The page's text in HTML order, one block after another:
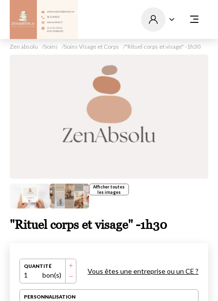
Zen absolu Soins Soins Visage et Corps "Rituel corps et visage" -1h30
Afficher toutes
les images
"Rituel corps et visage" -1h30
QUANTITÉ
1 bon(s) Vous êtes une entreprise ou un CE ?
PERSONNALISATION